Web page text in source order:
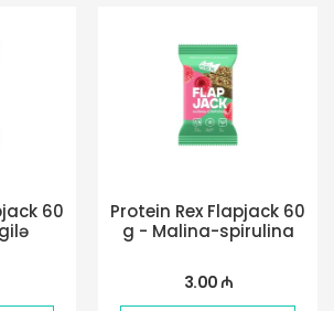
60
Protein Rex Flapjack 60
g - Malina-spirulina
3.00 ₼